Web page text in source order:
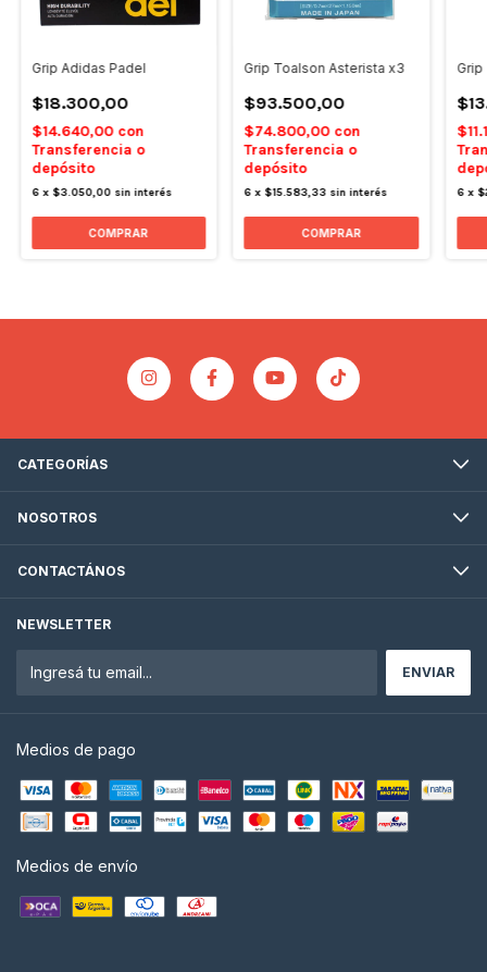
Grip Adidas Padel
$18.300,00
$14.640,00 con
Transferencia o
depósito
6 x $3.050,00 sin interés
COMPRAR
Grip Toalson Asterista x3
$93.500,00
$74.800,00 con
Transferencia o
depósito
6 x$15.583,33 sin interés
COMPRAR
Grip
6 x
CATEGORÍAS
NOSOTROS
CONTACTÁNOS
NEWSLETTER
Medios de pago
Medios de envío